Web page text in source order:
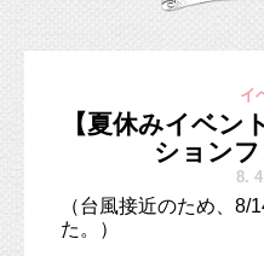
イ
【夏休みイベン
ション
8.
（台風接近のため、8/
た。）